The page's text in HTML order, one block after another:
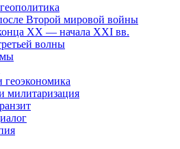
Второй мировой войны
XX — начала XXI вв.
волны
геоэкономика
милитаризация